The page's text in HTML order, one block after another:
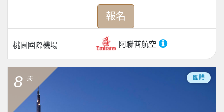
桃園國際機場 阿聯酋航空
報名
8 天 團體